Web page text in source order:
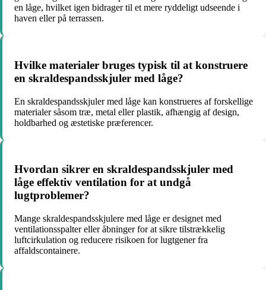
en låge, hvilket igen bidrager til et mere ryddeligt udseende i
haven eller på terrassen.
Hvilke materialer bruges typisk til at konstruere
en skraldespandsskjuler med låge?
En skraldespandsskjuler med låge kan konstrueres af forskellige
materialer såsom træ, metal eller plastik, afhængig af design,
holdbarhed og æstetiske præferencer.
Hvordan sikrer en skraldespandsskjuler med
låge effektiv ventilation for at undgå
lugtproblemer?
Mange skraldespandsskjulere med låge er designet med
ventilationsspalter eller åbninger for at sikre tilstrækkelig
luftcirkulation og reducere risikoen for lugtgener fra
affaldscontainere.